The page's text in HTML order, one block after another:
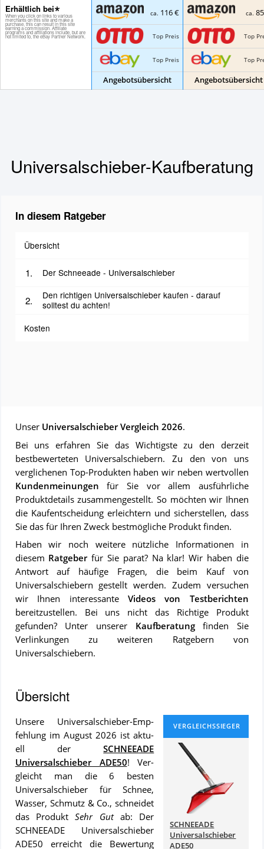
Erhältlich bei ca. 116 €
Top Preis
Top Preis
Angebotsübersicht
ca.
Top
Top
Angebotsübersicht
Universalschieber-Kaufberatung
In diesem Ratgeber
Übersicht
Der Schneeade - Universalschieber
Den richtigen Universalschieber kaufen - darauf
solltest du achten!
Kosten
Unser Universalschieber Vergleich 2026.
Bei uns erfahren Sie das Wichtigste zu den derzeit
bestbewerteten Universalschiebern. Zu den von uns
verglichenen Top-Produkten haben wir neben wertvollen
Kundenmeinungen für Sie vor allem ausführliche
Produktdetails zusammengestellt. So möchten wir Ihnen
die Kaufentscheidung erleichtern und sicherstellen, dass
Sie das für Ihren Zweck bestmögliche Produkt finden.
Haben wir noch weitere nützliche Informationen in
diesem Ratgeberfür Sie parat? Na klar! Wir haben die
Antwort auf häufige Fragen, die beim Kauf von
Universalschiebern gestellt werden. Zudem versuchen
wir Ihnen interessante Videos von Testberichten
bereitzustellen. Bei uns nicht das Richtige Produkt
gefunden? Unter unserer Kaufberatungfinden Sie
Verlinkungen zu weiteren Ratgebern von
Universalschiebern.
Übersicht
SCHNEEADE
Universalschieber
ADE50
Un­se­re Universalschieber-Emp­
feh­lung im August 2026 ist ak­tu­
ell derSCHNEEADE
Universalschieber ADE50! Ver­
gleicht man die 6 bes­ten
Universalschieber für Schnee,
Wasser, Schmutz & Co., schnei­det
das Pro­duktSehr Gutab: Der
SCHNEEADE Universalschieber
ADE50 er­reicht die Be­wer­tung